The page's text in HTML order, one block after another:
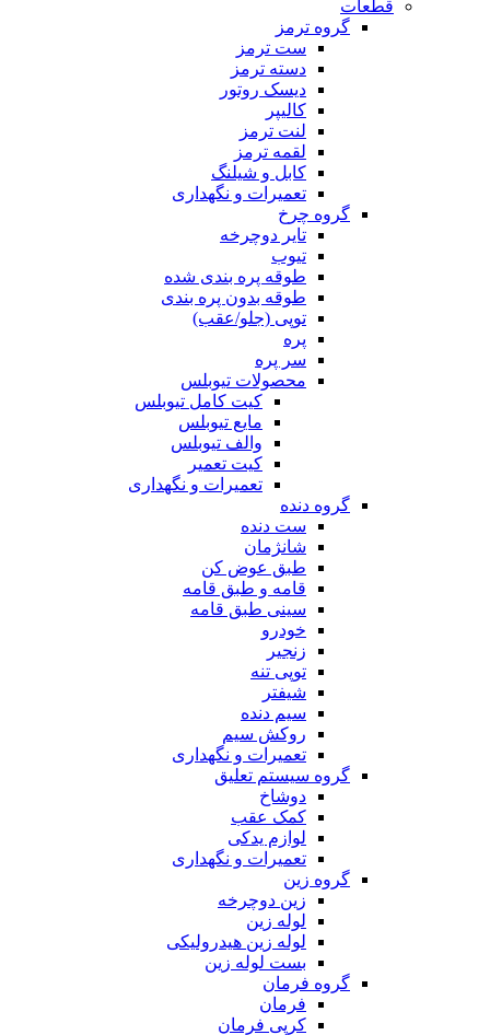
قطعات
گروه ترمز
ست ترمز
دسته ترمز
دیسک روتور
کالیپر
لنت ترمز
لقمه ترمز
کابل و شیلنگ
تعمیرات و نگهداری
گروه چرخ
تایر دوچرخه
تیوب
طوقه پره بندی شده
طوقه بدون پره بندی
توپی (جلو/عقب)
پره
سر پره
محصولات تیوبلس
کیت کامل تیوبلس
مایع تیوبلس
والف تیوبلس
کیت تعمیر
تعمیرات و نگهداری
گروه دنده
ست دنده
شانژمان
طبق عوض کن
قامه و طبق قامه
سینی طبق قامه
خودرو
زنجیر
توپی تنه
شیفتر
سیم دنده
روکش سیم
تعمیرات و نگهداری
گروه سیستم تعلیق
دوشاخ
کمک عقب
لوازم یدکی
تعمیرات و نگهداری
گروه زین
زین دوچرخه
لوله زین
لوله زین هیدرولیکی
بست لوله زین
گروه فرمان
فرمان
کرپی فرمان